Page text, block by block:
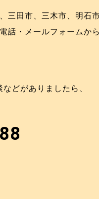
三田市、三木市、明石
話・メールフォームか
どがありましたら、